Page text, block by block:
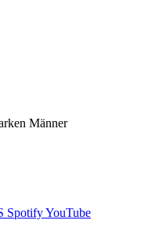
Männer
SpotifyYouTube